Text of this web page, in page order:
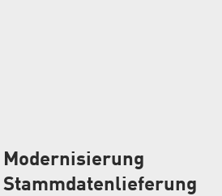
Modernisierung
Stammdatenlieferung